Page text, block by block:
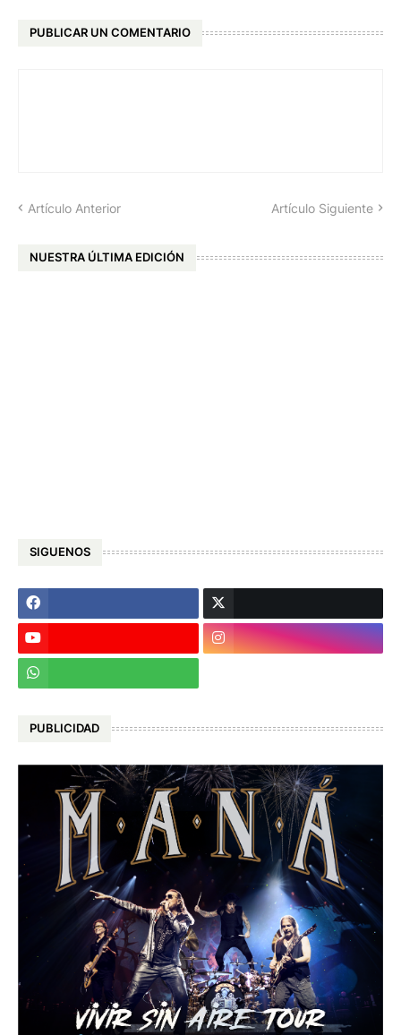
PUBLICAR UN COMENTARIO
Artículo Anterior Artículo Siguiente
NUESTRA ÚLTIMA EDICIÓN
SIGUENOS
PUBLICIDAD